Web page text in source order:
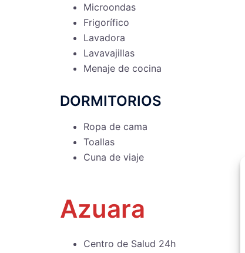
Microondas
Frigorífico
Lavadora
Lavavajillas
Menaje de cocina
DORMITORIOS
Ropa de cama
Toallas
Cuna de viaje
Azuara
Centro de Salud 24h